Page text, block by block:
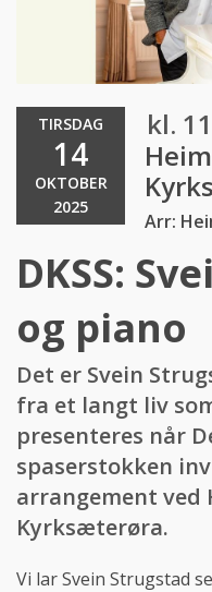
TIRSDAG
14
OKTOBER
2025
kl.
Arr:
DKSS:
og piano
Det er Svein
fra et langt liv
presenteres når
spaserstokken
arrangement ved
Kyrksæterøra.
Vi lar Svein Strugstad